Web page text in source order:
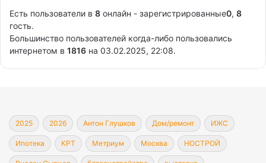
Есть пользователи в 8 онлайн - зарегистрированные0, 8
гость.
Большинство пользователей когда-либо пользовались
интернетом в 1816 на 03.02.2025, 22:08.
2025 2026 Антон Глушков Дом/ремонт ИЖС
Ипотека КРТ Метриум Москва НОСТРОЙ